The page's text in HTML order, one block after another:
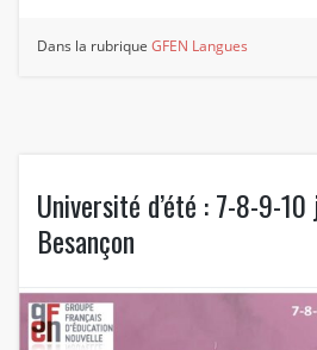
Dans la rubriqueGFEN Langues
Université d’été : 7-8-9-
Besançon